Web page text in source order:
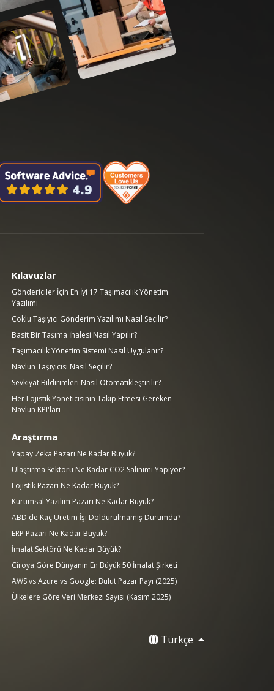
Kılavuzlar
Göndericiler İçin En İyi 17 Taşımacılık Yönetim
Yazılımı
Çoklu Taşıyıcı Gönderim Yazılımı Nasıl Seçilir?
Basit Bir Taşıma İhalesi Nasıl Yapılır?
Taşımacılık Yönetim Sistemi Nasıl Uygulanır?
Navlun Taşıyıcısı Nasıl Seçilir?
Sevkiyat Bildirimleri Nasıl Otomatikleştirilir?
Her Lojistik Yöneticisinin Takip Etmesi Gereken
Navlun KPI'ları
Araştırma
Yapay Zeka Pazarı Ne Kadar Büyük?
Ulaştırma Sektörü Ne Kadar CO2 Salınımı Yapıyor?
Lojistik Pazarı Ne Kadar Büyük?
Kurumsal Yazılım Pazarı Ne Kadar Büyük?
ABD'de Kaç Üretim İşi Doldurulmamış Durumda?
ERP Pazarı Ne Kadar Büyük?
İmalat Sektörü Ne Kadar Büyük?
Ciroya Göre Dünyanın En Büyük 50 İmalat Şirketi
AWS vs Azure vs Google: Bulut Pazar Payı (2025)
Ülkelere Göre Veri Merkezi Sayısı (Kasım 2025)
Türkçe